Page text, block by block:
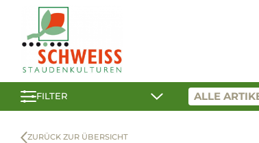
FILTER
ZURÜCK ZUR ÜBERSICHT